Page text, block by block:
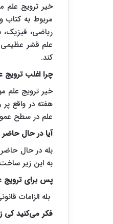
خیر ترویج علم
مربوط به کتاب
ریاضی،
علم قشر عظیمی
کند.
چرا اغلب
خیر ترویج علم
هفته در واقع
علم در سطح
آیا در حال
بله در حال
به این زیر
پس برای ترویج
بله الزامات
فکر می‌کنید کی